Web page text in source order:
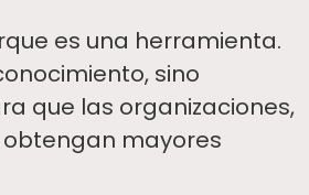
es una herramienta.
sino
que las organizaciones,
mayores